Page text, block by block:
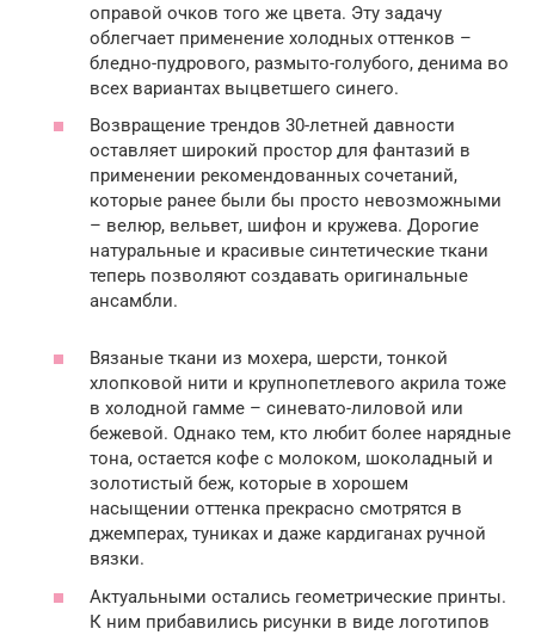
оправой очков того же цвета. Эту задачу
облегчает применение холодных оттенков –
бледно-пудрового, размыто-голубого, денима во
всех вариантах выцветшего синего.
Возвращение трендов 30-летней давности
оставляет широкий простор для фантазий в
применении рекомендованных сочетаний,
которые ранее были бы просто невозможными
– велюр, вельвет, шифон и кружева. Дорогие
натуральные и красивые синтетические ткани
теперь позволяют создавать оригинальные
ансамбли.
Вязаные ткани из мохера, шерсти, тонкой
хлопковой нити и крупнопетлевого акрила тоже
в холодной гамме – синевато-лиловой или
бежевой. Однако тем, кто любит более нарядные
тона, остается кофе с молоком, шоколадный и
золотистый беж, которые в хорошем
насыщении оттенка прекрасно смотрятся в
джемперах, туниках и даже кардиганах ручной
вязки.
Актуальными остались геометрические принты.
К ним прибавились рисунки в виде логотипов